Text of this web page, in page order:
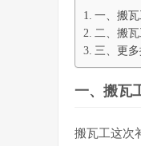
一、搬
二、搬
三、更
一、搬瓦
搬瓦工这次